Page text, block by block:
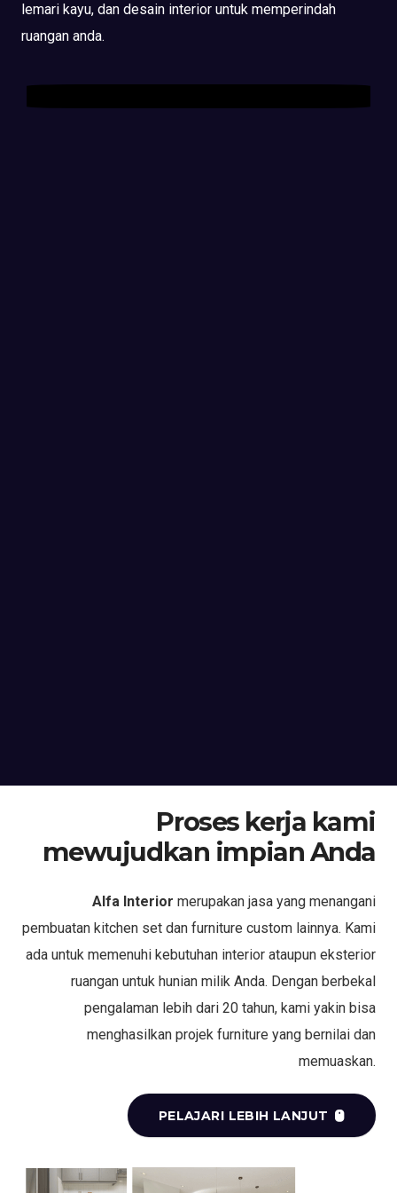
lemari kayu, dan desain interior untuk memperindah
ruangan anda.
Proses kerja kami
mewujudkan impian Anda
Alfa Interior merupakan jasa yang menangani
pembuatan kitchen set dan furniture custom lainnya. Kami
ada untuk memenuhi kebutuhan interior ataupun eksterior
ruangan untuk hunian milik Anda. Dengan berbekal
pengalaman lebih dari 20 tahun, kami yakin bisa
menghasilkan projek furniture yang bernilai dan
memuaskan.
PELAJARI LEBIH LANJUT